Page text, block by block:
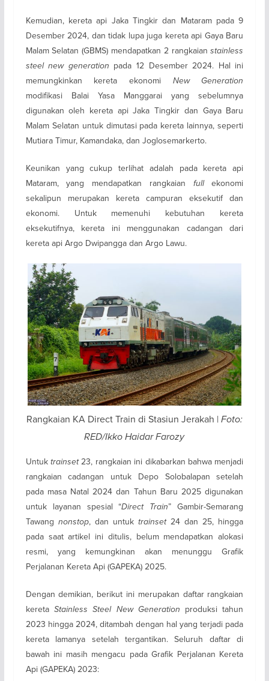
Kemudian, kereta api Jaka Tingkir dan Mataram pada 9
Desember 2024, dan tidak lupa juga kereta api Gaya Baru
Malam Selatan (GBMS) mendapatkan 2 rangkaianstainless
steel new generation pada 12 Desember 2024. Hal ini
memungkinkan kereta ekonomi New Generation
modifikasi Balai Yasa Manggarai yang sebelumnya
digunakan oleh kereta api Jaka Tingkir dan Gaya Baru
Malam Selatan untuk dimutasi pada kereta lainnya, seperti
Mutiara Timur, Kamandaka, dan Joglosemarkerto.
Keunikan yang cukup terlihat adalah pada kereta api
Mataram, yang mendapatkan rangkaian fullekonomi
sekalipun merupakan kereta campuran eksekutif dan
ekonomi. Untuk memenuhi kebutuhan kereta
eksekutifnya, kereta ini menggunakan cadangan dari
kereta api Argo Dwipangga dan Argo Lawu.
Rangkaian KA Direct Train di Stasiun Jerakah | Foto:
RED/Ikko Haidar Farozy
Untuktrainset23, rangkaian ini dikabarkan bahwa menjadi
rangkaian cadangan untuk Depo Solobalapan setelah
pada masa Natal 2024 dan Tahun Baru 2025 digunakan
untuk layanan spesial “Direct Train” Gambir-Semarang
Tawang nonstop, dan untuktrainset24 dan 25, hingga
pada saat artikel ini ditulis, belum mendapatkan alokasi
resmi, yang kemungkinan akan menunggu Grafik
Perjalanan Kereta Api (GAPEKA) 2025.
Dengan demikian, berikut ini merupakan daftar rangkaian
kereta Stainless Steel New Generation produksi tahun
2023 hingga 2024, ditambah dengan hal yang terjadi pada
kereta lamanya setelah tergantikan. Seluruh daftar di
bawah ini masih mengacu pada Grafik Perjalanan Kereta
Api (GAPEKA) 2023: